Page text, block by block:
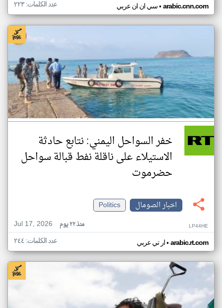
سي ان ان عربي• arabic.cnn.com عدد الكلمات: ٢٢٣
خفر السواحل اليمني: نتابع حادثة
الاستيلاء على ناقلة نفط قبالة سواحل
حضرموت
اخبار الصومال
Politics
Jul 17, 2026
منذ ٢٢ يوم LP44HE
ار تي عربي• arabic.rt.com عدد الكلمات: ٢٤٤